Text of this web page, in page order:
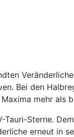
Bei den
mehr
Tauri-Sterne.
erneut in